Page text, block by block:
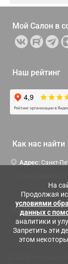
На
Продолжая
условиями
данных с
аналитики и
Запретить эти
этом
Мой Салон в
Наш рейтинг
Как нас найти
Адрес: Санкт-
Контактная
Служба